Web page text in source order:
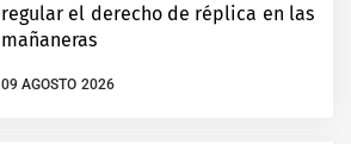
regular el derecho de réplica en las
mañaneras
09 AGOSTO 2026